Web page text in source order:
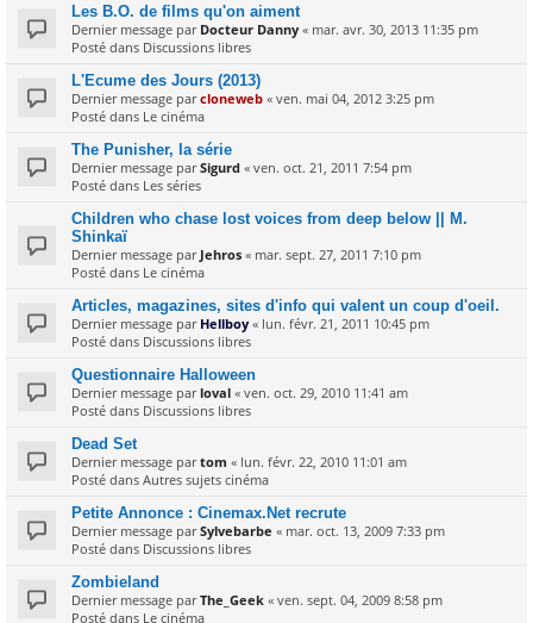
Les B.O. de films qu'on aiment
Dernier message par Docteur Danny « mar. avr. 30, 2013 11:35 pm
Posté dans Discussions libres
L'Ecume des Jours (2013)
Dernier message parcloneweb « ven. mai 04, 2012 3:25 pm
Posté dans Le cinéma
The Punisher, la série
Dernier message parSigurd « ven. oct. 21, 2011 7:54 pm
Posté dans Les séries
Children who chase lost voices from deep below || M.
Shinkaï
Dernier message par Jehros « mar. sept. 27, 2011 7:10 pm
Posté dans Le cinéma
Articles, magazines, sites d'info qui valent un coup d'oeil.
Dernier message par Hellboy « lun. févr. 21, 2011 10:45 pm
Posté dans Discussions libres
Questionnaire Halloween
Dernier message parloval « ven. oct. 29, 2010 11:41 am
Posté dans Discussions libres
Dead Set
Dernier message partom « lun. févr. 22, 2010 11:01 am
Posté dans Autres sujets cinéma
Petite Annonce : Cinemax.Net recrute
Dernier message parSylvebarbe « mar. oct. 13, 2009 7:33 pm
Posté dans Discussions libres
Zombieland
Dernier message parThe_Geek « ven. sept. 04, 2009 8:58 pm
Posté dans Le cinéma